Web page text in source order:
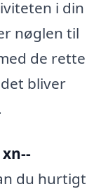
i din
nøglen til
de rette
bliver
xn--
du hurtigt